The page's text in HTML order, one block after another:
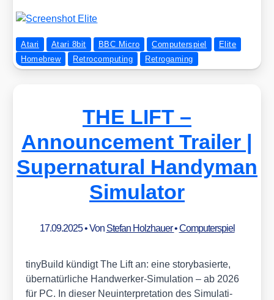
Atari Atari 8bit BBC Micro Computerspiel
Elite
Homebrew
Retrocomputing Retrogaming
THE LIFT –
Announcement Trailer |
Supernatural Handyman
Simulator
17.09.2025• Von Stefan Holzhauer•Computerspiel
tinyBuild kün­digt The Lift an: eine sto­ry­ba­sier­te,
über­na­tür­li­che Hand­wer­ker-Simu­la­ti­on – ab 2026
für PC. In die­ser Neu­in­ter­pre­ta­ti­on des Simu­la­ti­